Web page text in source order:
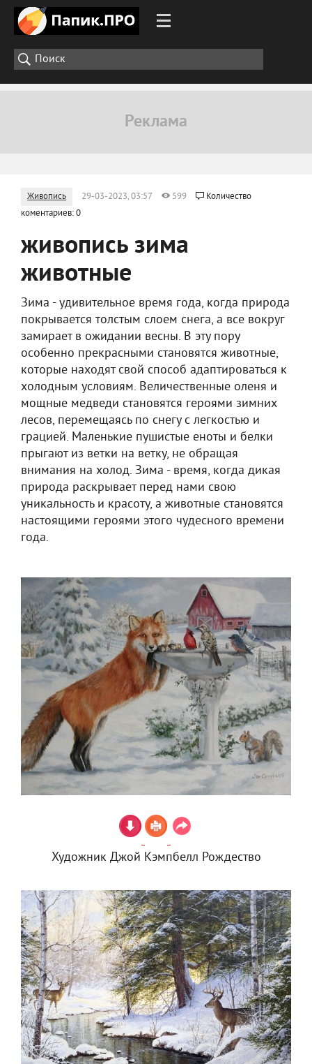
Живопись 29-03-2023, 03:57 599
Количество
коментариев: 0
живопись зима
животные
Зима - удивительное время года, когда природа
покрывается толстым слоем снега, а все вокруг
замирает в ожидании весны. В эту пору
особенно прекрасными становятся животные,
которые находят свой способ адаптироваться к
холодным условиям. Величественные оленя и
мощные медведи становятся героями зимних
лесов, перемещаясь по снегу с легкостью и
грацией. Маленькие пушистые еноты и белки
прыгают из ветки на ветку, не обращая
внимания на холод. Зима - время, когда дикая
природа раскрывает перед нами свою
уникальность и красоту, а животные становятся
настоящими героями этого чудесного времени
года.
Художник Джой Кэмпбелл Рождество